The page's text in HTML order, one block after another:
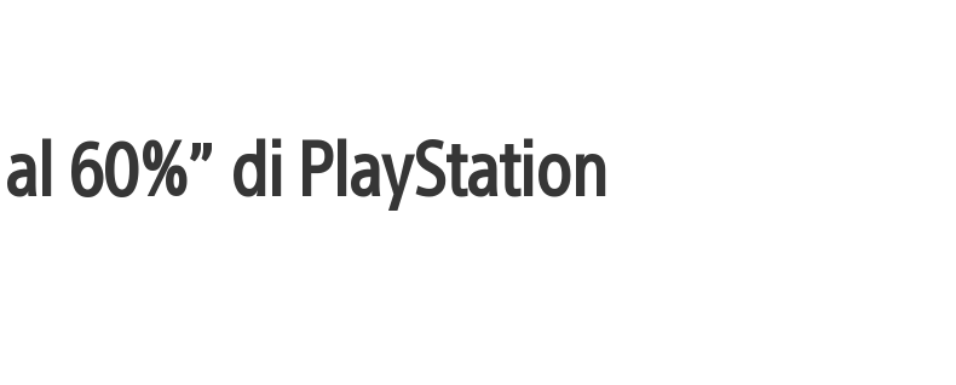
60%” di PlayStation